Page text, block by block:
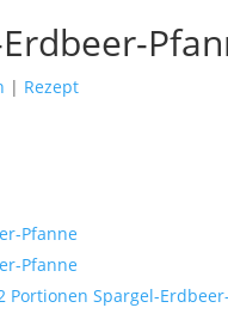
| Rezept
Pfanne
Pfanne
Portionen Spargel-